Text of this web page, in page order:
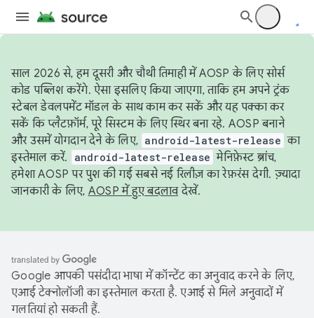
साल 2026 से, हम दूसरी और चौथी तिमाही में AOSP के लिए सोर्स
कोड पब्लिश करेंगे. ऐसा इसलिए किया जाएगा, ताकि हम अपने ट्रंक
स्टेबल डेवलपमेंट मॉडल के साथ काम कर सकें और यह पक्का कर
सकें कि प्लैटफ़ॉर्म, पूरे सिस्टम के लिए स्थिर बना रहे. AOSP बनाने
और उसमें योगदान देने के लिए, android-latest-release का
इस्तेमाल करें.
android-latest-release मेनिफ़ेस्ट ब्रांच,
हमेशा AOSP पर पुश की गई सबसे नई रिलीज़ का रेफ़रंस देगी. ज़्यादा
जानकारी के लिए, AOSP में हुए बदलावदेखें.
Google आपकी पसंदीदा भाषा में कॉन्टेंट का अनुवाद करने के लिए,
एआई टेक्नोलॉजी का इस्तेमाल करता है. एआई से मिले अनुवादों में
गलतियां हो सकती हैं.